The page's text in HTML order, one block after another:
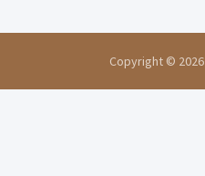
Copyright © 2026